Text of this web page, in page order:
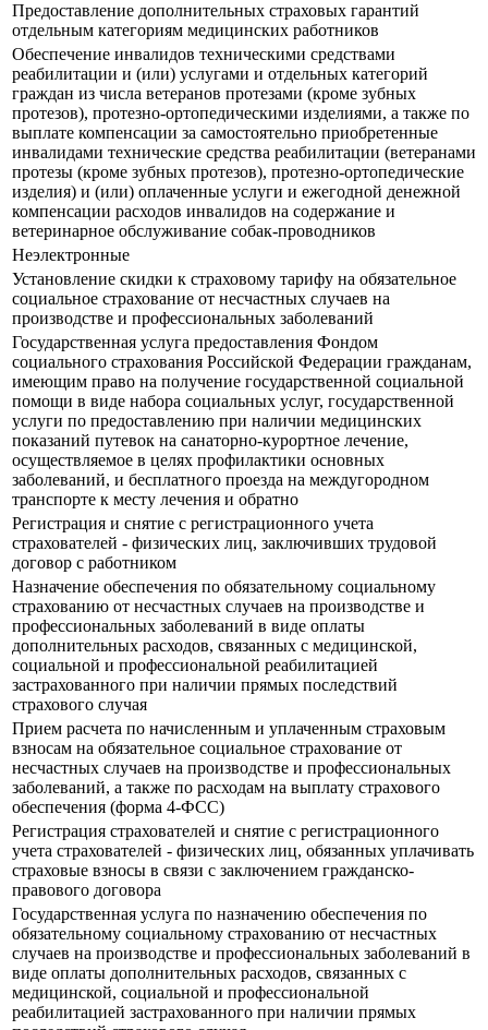
Предоставление дополнительных страховых гарантий
отдельным категориям медицинских работников
Обеспечение инвалидов техническими средствами
реабилитации и (или) услугами и отдельных категорий
граждан из числа ветеранов протезами (кроме зубных
протезов), протезно-ортопедическими изделиями, а также по
выплате компенсации за самостоятельно приобретенные
инвалидами технические средства реабилитации (ветеранами
протезы (кроме зубных протезов), протезно-ортопедические
изделия) и (или) оплаченные услуги и ежегодной денежной
компенсации расходов инвалидов на содержание и
ветеринарное обслуживание собак-проводников
Неэлектронные
Установление скидки к страховому тарифу на обязательное
социальное страхование от несчастных случаев на
производстве и профессиональных заболеваний
Государственная услуга предоставления Фондом
социального страхования Российской Федерации гражданам,
имеющим право на получение государственной социальной
помощи в виде набора социальных услуг, государственной
услуги по предоставлению при наличии медицинских
показаний путевок на санаторно-курортное лечение,
осуществляемое в целях профилактики основных
заболеваний, и бесплатного проезда на междугородном
транспорте к месту лечения и обратно
Регистрация и снятие с регистрационного учета
страхователей - физических лиц, заключивших трудовой
договор с работником
Назначение обеспечения по обязательному социальному
страхованию от несчастных случаев на производстве и
профессиональных заболеваний в виде оплаты
дополнительных расходов, связанных с медицинской,
социальной и профессиональной реабилитацией
застрахованного при наличии прямых последствий
страхового случая
Прием расчета по начисленным и уплаченным страховым
взносам на обязательное социальное страхование от
несчастных случаев на производстве и профессиональных
заболеваний, а также по расходам на выплату страхового
обеспечения (форма 4-ФСС)
Регистрация страхователей и снятие с регистрационного
учета страхователей - физических лиц, обязанных уплачивать
страховые взносы в связи с заключением гражданско-
правового договора
Государственная услуга по назначению обеспечения по
обязательному социальному страхованию от несчастных
случаев на производстве и профессиональных заболеваний в
виде оплаты дополнительных расходов, связанных с
медицинской, социальной и профессиональной
реабилитацией застрахованного при наличии прямых